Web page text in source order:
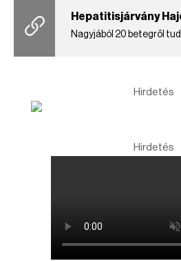
Hepatitisjárvány
Nagyjából 20 betegről
Hirdetés
Hirdetés